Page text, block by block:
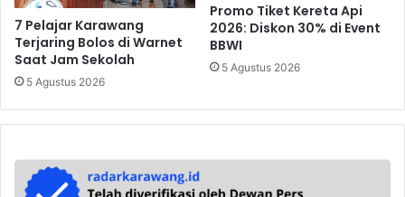
7 Pelajar Karawang
Terjaring Bolos di Warnet
Saat Jam Sekolah
5 Agustus 2026
Promo Tiket Kereta Api
2026: Diskon 30% di Event
BBWI
5 Agustus 2026